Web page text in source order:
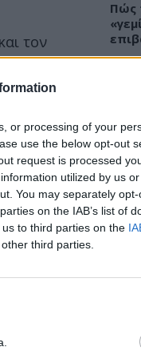
or processing of your
use the below opt-out
request is processed
utilized by us
You may separately
on the IAB’s list of
to third parties on the
third parties.
τον
όμως,
Πώς